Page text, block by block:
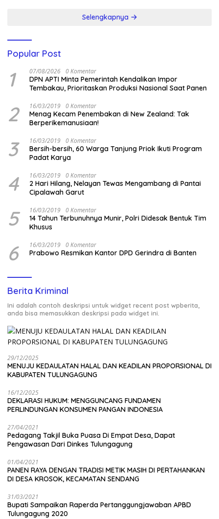
Selengkapnya
Popular Post
1 07/08/2026 0 Komentar
DPN APTI Minta Pemerintah Kendalikan Impor
Tembakau, Prioritaskan Produksi Nasional Saat Panen
2 16/03/2019 0 Komentar
Menag Kecam Penembakan di New Zealand: Tak
Berperikemanusiaan!
3 16/03/2019 0 Komentar
Bersih-bersih, 60 Warga Tanjung Priok Ikuti Program
Padat Karya
4 16/03/2019 0 Komentar
2 Hari Hilang, Nelayan Tewas Mengambang di Pantai
Cipalawah Garut
5 16/03/2019 0 Komentar
14 Tahun Terbunuhnya Munir, Polri Didesak Bentuk Tim
Khusus
6 16/03/2019 0 Komentar
Prabowo Resmikan Kantor DPD Gerindra di Banten
Berita Kriminal
Ini adalah contoh deskripsi untuk widget recent post wpberita,
anda bisa memasukkan deskripsi pada widget ini.
29/12/2025
MENUJU KEDAULATAN HALAL DAN KEADILAN PROPORSIONAL DI
KABUPATEN TULUNGAGUNG
16/12/2025
DEKLARASI HUKUM: MENGGUNCANG FUNDAMEN
PERLINDUNGAN KONSUMEN PANGAN INDONESIA
27/04/2021
Pedagang Takjil Buka Puasa Di Empat Desa, Dapat
Pengawasan Dari Dinkes Tulungagung
01/04/2021
PANEN RAYA DENGAN TRADISI METIK MASIH DI PERTAHANKAN
DI DESA KROSOK, KECAMATAN SENDANG
31/03/2021
Bupati Sampaikan Raperda Pertanggungjawaban APBD
Tulungagung 2020